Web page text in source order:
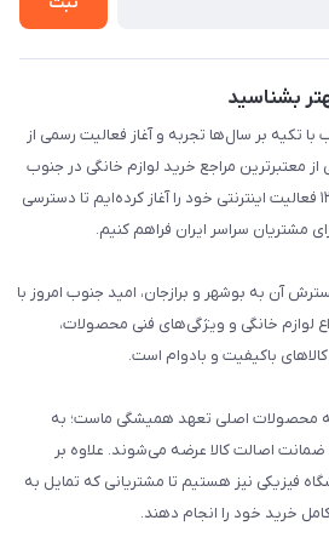
بشناسید
با تکیه بر سال‌ها تجربه و آغاز فعالیت رسمی از
یکی از معتبرترین مراجع خرید لوازم خانگی در جنوب
کشور تبدیل شود. ما از سال ۱۳۹۹ فعالیت اینترنتی خود را آغاز کرده‌ایم تا دسترسی
مشتریان سراسر ایران فراهم کنیم.
آن به بوشهر و برازجان، امید جنوب امروز با
لوازم خانگی و ویژگی‌های فنی محصولات،
باکیفیت و بادوام است.
محصولات اصلی تعهد همیشگی ماست؛ به
اصالت کالا عرضه می‌شوند. علاوه بر
فیزیکی نیز هستیم تا مشتریانی که تمایل به
خرید خود را انجام دهند.